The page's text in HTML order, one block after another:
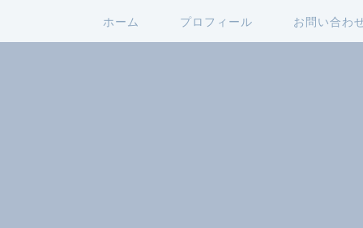
ホーム プロフィール お問い合わ